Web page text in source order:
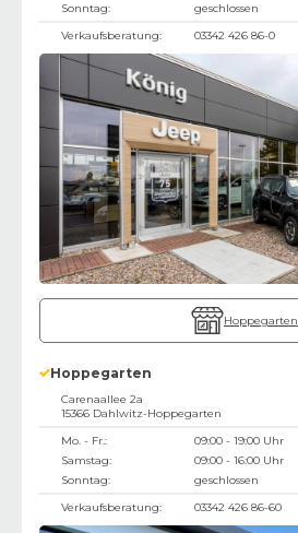
Sonntag:
geschlossen
Verkaufsberatung:
03342 426 86-0
Hoppegarten
Hoppegarten
Carenaallee 2a
15366 Dahlwitz-Hoppegarten
Mo. - Fr.:
09:00 - 19:00 Uhr
Samstag:
09:00 - 16:00 Uhr
Sonntag:
geschlossen
Verkaufsberatung:
03342 426 86-60